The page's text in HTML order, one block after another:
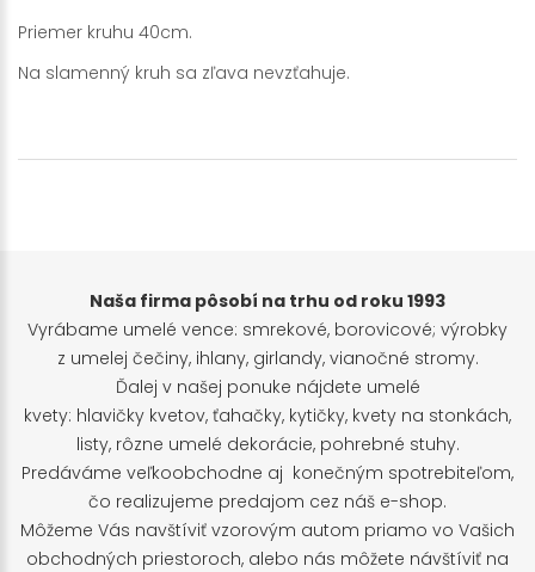
Priemer kruhu 40cm.
Na slamenný kruh sa zľava nevzťahuje.
Naša firma pôsobí na trhu od roku 1993
Vyrábame umelé vence: smrekové, borovicové; výrobky
z umelej čečiny, ihlany, girlandy, vianočné stromy.
Ďalej v našej ponuke nájdete umelé
kvety: hlavičky kvetov, ťahačky, kytičky, kvety na stonkách,
listy, rôzne umelé dekorácie, pohrebné stuhy.
Predáváme veľkoobchodne aj konečným spotrebiteľom,
čo realizujeme predajom cez náš e-shop.
Môžeme Vás navštíviť vzorovým autom priamo vo Vašich
obchodných priestoroch, alebo nás môžete návštíviť na